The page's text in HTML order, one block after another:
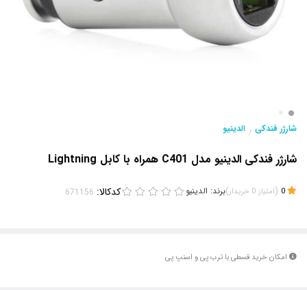
شارژر فندکی / الدینیو
شارژر فندکی الدینیو مدل C401 همراه با کابل Lightning
(امتیاز 0 خریدار)برند: الدینیو کدکالا:
امکان خرید قسطی با ترب پی و اسنپ پی